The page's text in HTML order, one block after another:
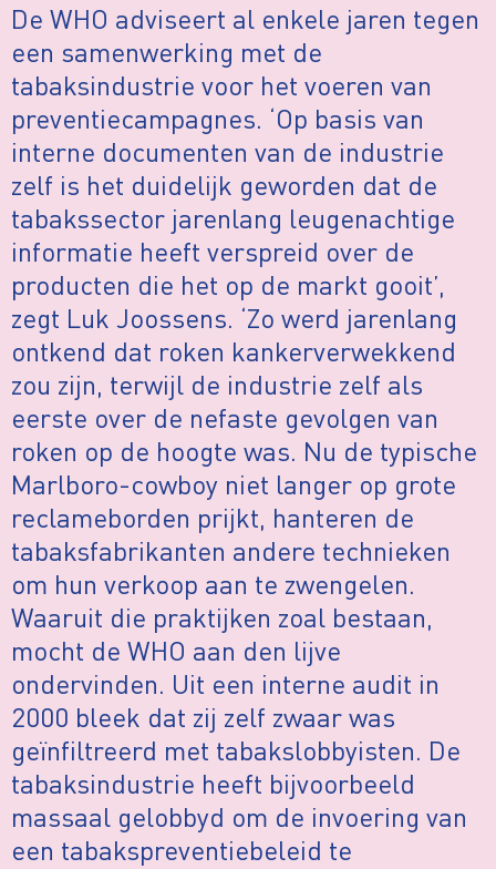
De WHO adviseert al enkele jaren tegen
een samenwerking met de
tabaksindustrie voor het voeren van
preventiecampagnes. ‘Op basis van
interne documenten van de industrie
zelf is het duidelijk geworden dat de
tabakssector jarenlang leugenachtige
informatie heeft verspreid over de
producten die het op de markt gooit’,
zegt Luk Joossens. ‘Zo werd jarenlang
ontkend dat roken kankerverwekkend
zou zijn, terwijl de industrie zelf als
eerste over de nefaste gevolgen van
roken op de hoogte was. Nu de typische
Marlboro-cowboy niet langer op grote
reclameborden prijkt, hanteren de
tabaksfabrikanten andere technieken
om hun verkoop aan te zwengelen.
Waaruit die praktijken zoal bestaan,
mocht de WHO aan den lijve
ondervinden. Uit een interne audit in
2000 bleek dat zij zelf zwaar was
geïnfiltreerd met tabakslobbyisten. De
tabaksindustrie heeft bijvoorbeeld
massaal gelobbyd om de invoering van
een tabakspreventiebeleid te